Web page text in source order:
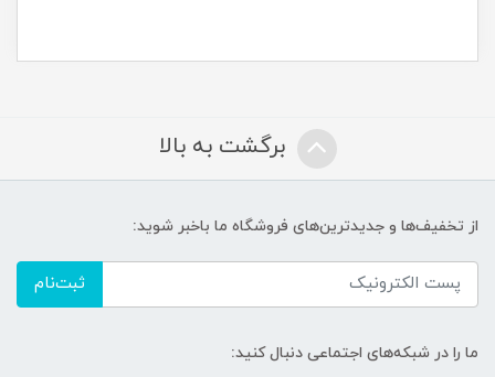
برگشت به بالا
از تخفیف‌ها و جدیدترین‌های فروشگاه ما باخبر شوید:
ثبت‌نام
ما را در شبکه‌های اجتماعی دنبال کنید: